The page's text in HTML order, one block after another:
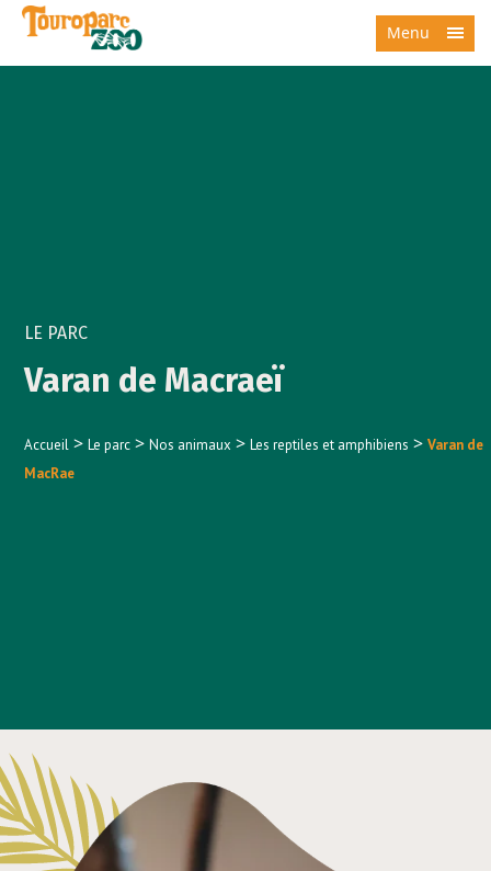
Menu
LE PARC
Varan de Macraeï
Accueil >Le parc >Nos animaux >Les reptiles et amphibiens >Varan de
MacRae